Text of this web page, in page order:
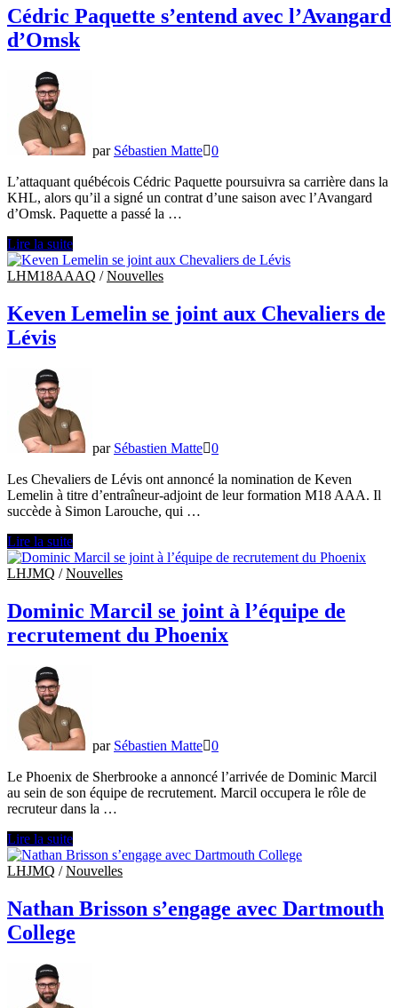
Everblades
de
la
Cédric Paquette s’entend avec l’Avangard
d’Omsk
par Sébastien Matte 0
L’attaquant québécois Cédric Paquette poursuivra sa carrière dans la
KHL, alors qu’il a signé un contrat d’une saison avec l’Avangard
d’Omsk. Paquette a passé la …
Cédric
Paquette
s’entend
l’Avangard
d’Omsk
Lire la suite
LHM18AAAQ /Nouvelles
Keven Lemelin se joint aux Chevaliers de
Lévis
par Sébastien Matte 0
Les Chevaliers de Lévis ont annoncé la nomination de Keven
Lemelin à titre d’entraîneur-adjoint de leur formation M18 AAA. Il
succède à Simon Larouche, qui …
Keven
Lemelin
se
aux
Chevaliers
de
Lire la suite
LHJMQ /Nouvelles
Dominic Marcil se joint à l’équipe de
recrutement du Phoenix
par Sébastien Matte 0
Le Phoenix de Sherbrooke a annoncé l’arrivée de Dominic Marcil
au sein de son équipe de recrutement. Marcil occupera le rôle de
recruteur dans la …
Dominic
Marcil
se
à
l’équipe
de
Phoenix
Lire la suite
LHJMQ /Nouvelles
Nathan Brisson s’engage avec Dartmouth
College